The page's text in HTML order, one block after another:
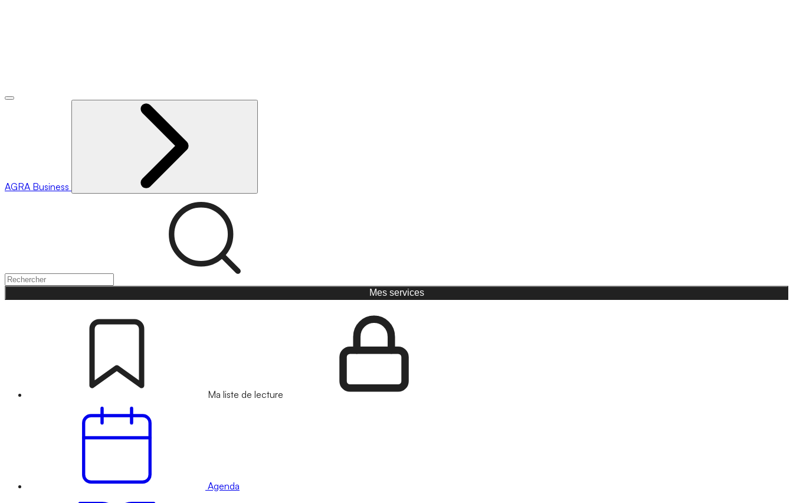
AGRA Business
Mes services
Ma liste de lecture
Agenda